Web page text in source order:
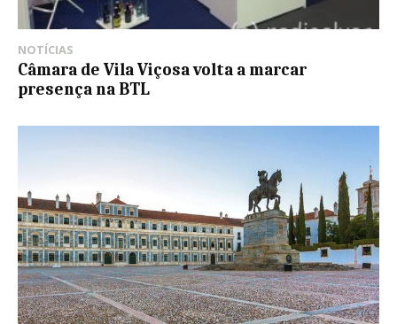
NOTÍCIAS
Câmara de Vila Viçosa volta a marcar
presença na BTL